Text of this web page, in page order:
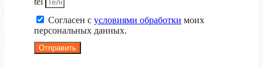
Согласен с условиями обработки моих
персональных данных.
Отправить